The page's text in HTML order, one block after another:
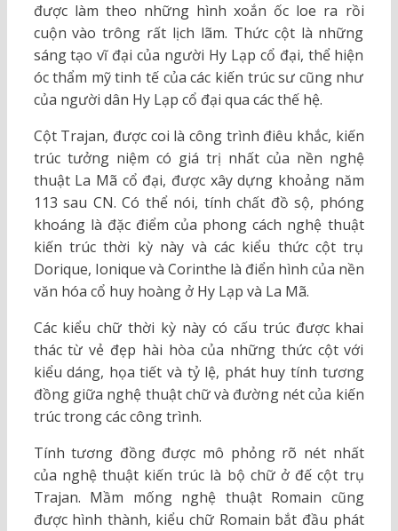
được làm theo những hình xoắn ốc loe ra rồi
cuộn vào trông rất lịch lãm. Thức cột là những
sáng tạo vĩ đại của người Hy Lạp cổ đại, thể hiện
óc thẩm mỹ tinh tế của các kiến trúc sư cũng như
của người dân Hy Lạp cổ đại qua các thế hệ.
Cột Trajan, được coi là công trình điêu khắc, kiến
trúc tưởng niệm có giá trị nhất của nền nghệ
thuật La Mã cổ đại, được xây dựng khoảng năm
113 sau CN. Có thể nói, tính chất đồ sộ, phóng
khoáng là đặc điểm của phong cách nghệ thuật
kiến trúc thời kỳ này và các kiểu thức cột trụ
Dorique, Ionique và Corinthe là điển hình của nền
văn hóa cổ huy hoàng ở Hy Lạp và La Mã.
Các kiểu chữ thời kỳ này có cấu trúc được khai
thác từ vẻ đẹp hài hòa của những thức cột với
kiểu dáng, họa tiết và tỷ lệ, phát huy tính tương
đồng giữa nghệ thuật chữ và đường nét của kiến
trúc trong các công trình.
Tính tương đồng được mô phỏng rõ nét nhất
của nghệ thuật kiến trúc là bộ chữ ở đế cột trụ
Trajan. Mầm mống nghệ thuật Romain cũng
được hình thành, kiểu chữ Romain bắt đầu phát